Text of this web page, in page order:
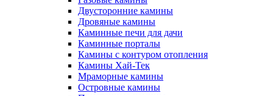
Двусторонние камины
Дровяные камины
Каминные печи для дачи
Каминные порталы
Камины с контуром отопления
Камины Хай-Тек
Мраморные камины
Островные камины